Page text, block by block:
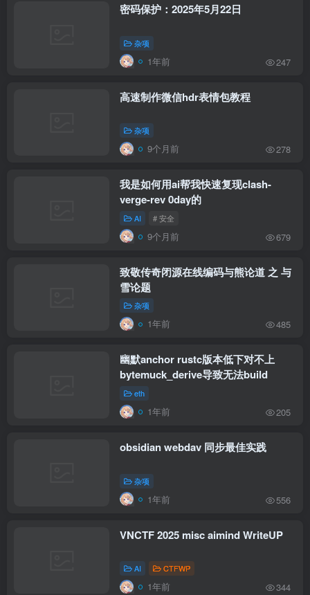
密码保护：2025年5月22日
杂项
1年前 247
高速制作微信hdr表情包教程
杂项
9个月前 278
我是如何用ai帮我快速复现clash-
verge-rev 0day的
AI # 安全
9个月前 679
致敬传奇闭源在线编码与熊论道 之 与
雪论题
杂项
1年前 485
幽默anchor rustc版本低下对不上
bytemuck_derive导致无法build
eth
1年前 205
obsidian webdav 同步最佳实践
杂项
1年前 556
VNCTF 2025 misc aimind WriteUP
AI CTFWP
1年前 344